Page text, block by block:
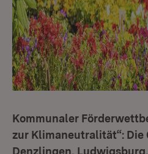
Kommunaler
zur Klimaneutralität“: Die
Denzlingen,